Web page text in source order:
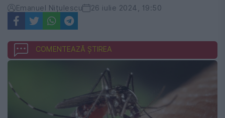
Emanuel Nițulescu 26 iulie 2024, 19:50
COMENTEAZĂ ȘTIREA